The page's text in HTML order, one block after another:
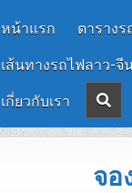
หน้าแรก ตาราง
เส้นทางรถไฟลาว-จี
เกี่ยวกับเรา
จอ